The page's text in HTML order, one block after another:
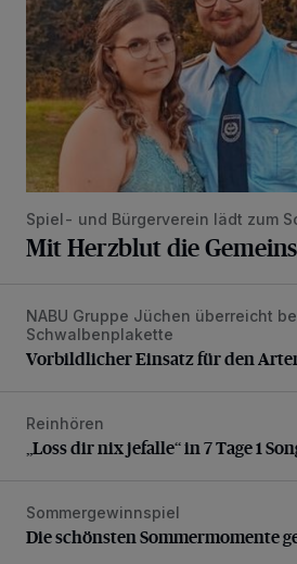
Spiel- und Bürgerverein lädt zum
Mit Herzblut die
Vorbildlicher Einsatz für den
NABU Gruppe Jüchen überreicht
Schwalbenplakette
Vorbildlicher Einsatz für den
„Loss dir nix jefalle“ in 7 Tage 1
Reinhören
„Loss dir nix jefalle“ in 7 Tage 1
Die schönsten Sommermomente
Sommergewinnspiel
Die schönsten Sommermomente